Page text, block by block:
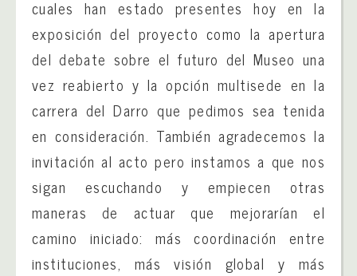
cuales han estado presentes hoy en la
exposición del proyecto como la apertura
del debate sobre el futuro del Museo una
vez reabierto y la opción multisede en la
carrera del Darro que pedimos sea tenida
en consideración. También agradecemos la
invitación al acto pero instamos a que nos
sigan escuchando y empiecen otras
maneras de actuar que mejorarían el
camino iniciado: más coordinación entre
instituciones, más visión global y más